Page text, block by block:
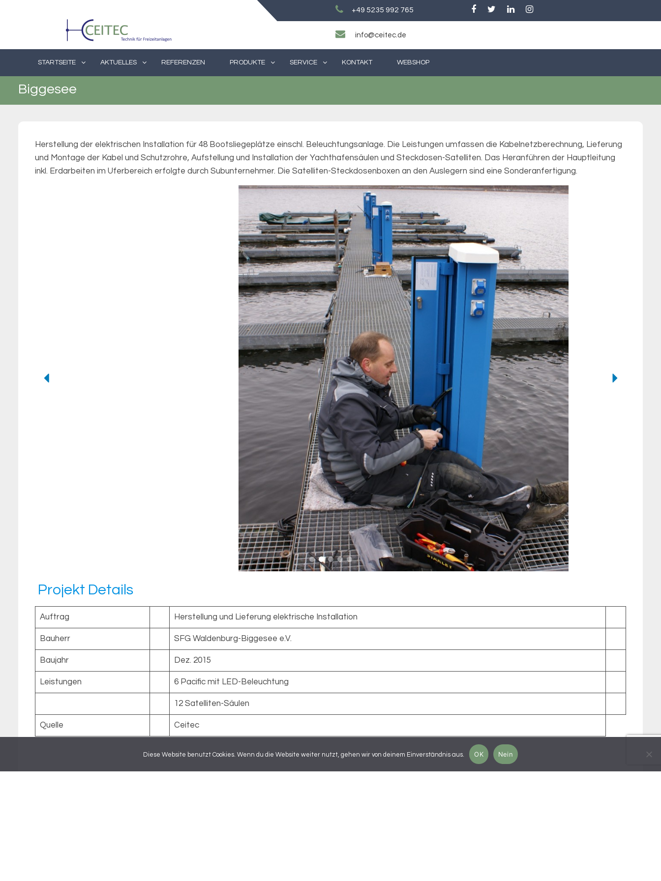
+49 5235 992 765
info@ceitec.de
STARTSEITE AKTUELLES REFERENZEN PRODUKTE SERVICE KONTAKT WEBSHOP
Biggesee
Herstellung der elektrischen Installation für 48 Bootsliegeplätze einschl. Beleuchtungsanlage. Die Leistungen umfassen die Kabelnetzberechnung, Lieferung
und Montage der Kabel und Schutzrohre, Aufstellung und Installation der Yachthafensäulen und Steckdosen-Satelliten. Das Heranführen der Hauptleitung
inkl. Erdarbeiten im Uferbereich erfolgte durch Subunternehmer. Die Satelliten-Steckdosenboxen an den Auslegern sind eine Sonderanfertigung.
Projekt Details
Auftrag Herstellung und Lieferung elektrische Installation
Bauherr SFG Waldenburg-Biggesee e.V.
Baujahr Dez. 2015
Leistungen 6 Pacific mit LED-Beleuchtung
12 Satelliten-Säulen
Quelle Ceitec
Diese Website benutzt Cookies. Wenn du die Website weiter nutzt, gehen wir von deinem Einverständnis aus. OK Nein